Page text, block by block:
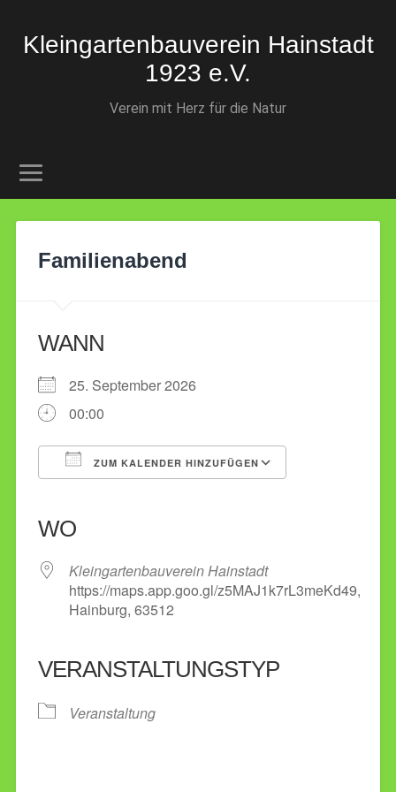
Kleingartenbauverein Hainstadt
1923 e.V.
Verein mit Herz für die Natur
Familienabend
WANN
25. September 2026
00:00
ZUM KALENDER HINZUFÜGEN
WO
Kleingartenbauverein Hainstadt
https://maps.app.goo.gl/z5MAJ1k7rL3meKd49,
Hainburg, 63512
VERANSTALTUNGSTYP
Veranstaltung